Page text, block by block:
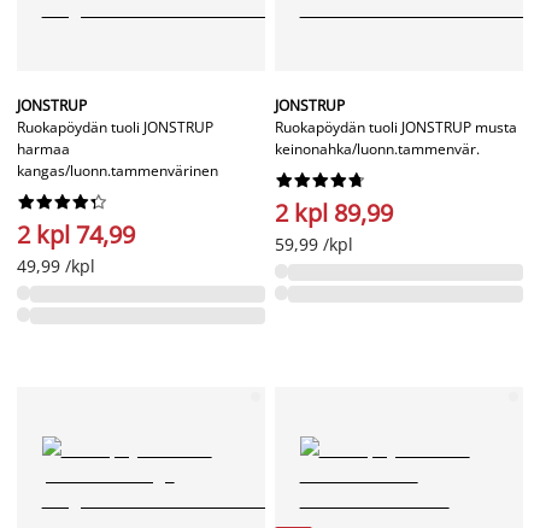
JONSTRUP
Ruokapöydän tuoli JONSTRUP
harmaa
kangas/luonn.tammenvärinen






2 kpl 74,99
49,99 /kpl
JONSTRUP
Ruokapöydän tuoli JONSTRUP musta
keinonahka/luonn.tammenvär.






2 kpl 89,99
59,99 /kpl